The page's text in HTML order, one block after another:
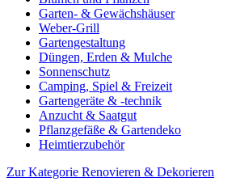
Garten- & Gewächshäuser
Weber-Grill
Gartengestaltung
Düngen, Erden & Mulche
Sonnenschutz
Camping, Spiel & Freizeit
Gartengeräte & -technik
Anzucht & Saatgut
Pflanzgefäße & Gartendeko
Heimtierzubehör
Zur Kategorie Renovieren & Dekorieren